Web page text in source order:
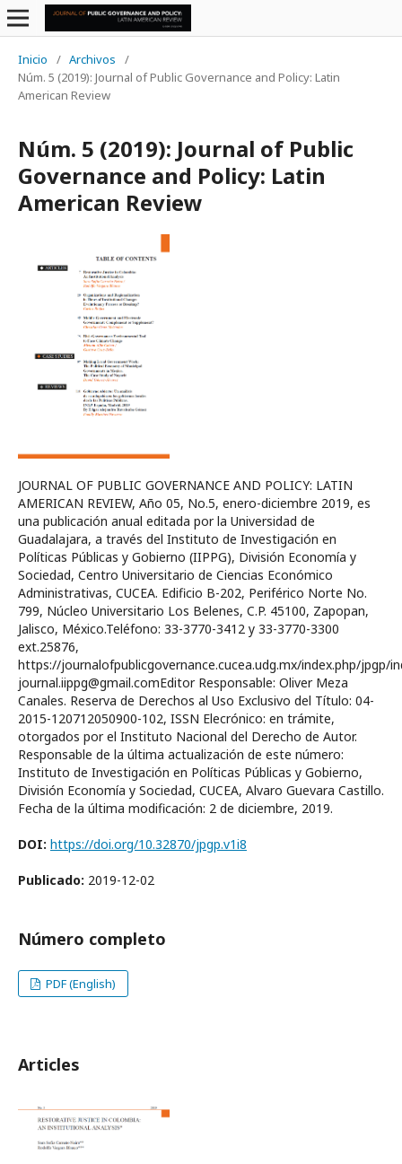
Inicio / Archivos
/
Núm. 5 (2019): Journal of Public Governance and Policy: Latin
American Review
Núm. 5 (2019): Journal of Public
Governance and Policy: Latin
American Review
JOURNAL OF PUBLIC GOVERNANCE AND POLICY: LATIN
AMERICAN REVIEW, Año 05, No.5, enero-diciembre 2019, es
una publicación anual editada por la Universidad de
Guadalajara, a través del Instituto de Investigación en
Políticas Públicas y Gobierno (IIPPG), División Economía y
Sociedad, Centro Universitario de Ciencias Económico
Administrativas, CUCEA. Edificio B-202, Periférico Norte No.
799, Núcleo Universitario Los Belenes, C.P. 45100, Zapopan,
Jalisco, México.Teléfono: 33-3770-3412 y 33-3770-3300
ext.25876,
https://journalofpublicgovernance.cucea.udg.mx/index.php/jpgp/
journal.iippg@gmail.comEditor Responsable: Oliver Meza
Canales. Reserva de Derechos al Uso Exclusivo del Título: 04-
2015-120712050900-102, ISSN Elecrónico: en trámite,
otorgados por el Instituto Nacional del Derecho de Autor.
Responsable de la última actualización de este número:
Instituto de Investigación en Políticas Públicas y Gobierno,
División Economía y Sociedad, CUCEA, Alvaro Guevara Castillo.
Fecha de la última modificación: 2 de diciembre, 2019.
DOI: https://doi.org/10.32870/jpgp.v1i8
Publicado: 2019-12-02
Número completo
PDF (English)
Articles